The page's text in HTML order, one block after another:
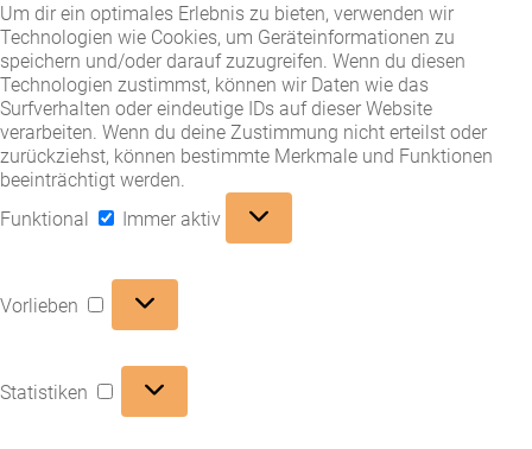
Um dir ein optimales Erlebnis zu bieten, verwenden wir
Technologien wie Cookies, um Geräteinformationen zu
speichern und/oder darauf zuzugreifen. Wenn du diesen
Technologien zustimmst, können wir Daten wie das
Surfverhalten oder eindeutige IDs auf dieser Website
verarbeiten. Wenn du deine Zustimmung nicht erteilst oder
zurückziehst, können bestimmte Merkmale und Funktionen
beeinträchtigt werden.
Funktional
Immer aktiv
Vorlieben
Vorlieben
Statistiken
Statistiken